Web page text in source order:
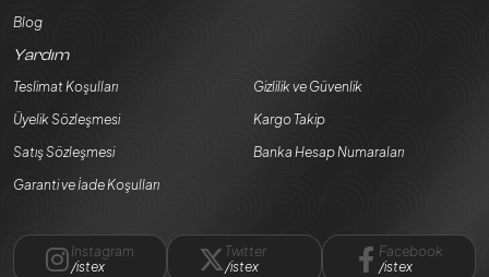
Blog
Yardım
Teslimat Koşulları
Üyelik Sözleşmesi
Satış Sözleşmesi
Garanti ve İade Koşulları
Gizlilik ve Güvenlik
Kargo Takip
Banka Hesap Numaraları
Instagram
/istex
Twitter
/istex
Facebook
/istex